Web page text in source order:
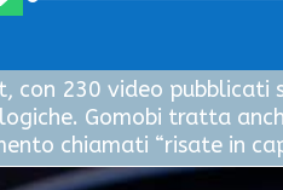
con 230 video pubblicati
Gomobi tratta
chiamati “risate in